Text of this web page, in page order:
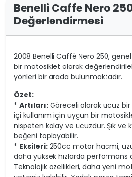
Benelli Caffe Nero 250
Değerlendirmesi
2008 Benelli Caffè Nero 250,
bir motosiklet olarak
yönleri bir arada bulunmaktadır.
Özet:
* Artıları: Göreceli olarak ucuz
içi kullanım için uygun bir
nispeten kolay ve ucuzdur. Şık ve
beğeni toplayabilir.
* Eksileri: 250cc motor hacmi,
daha yüksek hızlarda performans
Teknolojik özellikleri, daha yeni